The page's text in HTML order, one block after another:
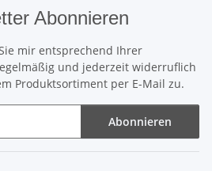
Abonnieren
mir entsprechend Ihrer
und jederzeit widerruflich
Produktsortiment per E-Mail zu.
Abonnieren